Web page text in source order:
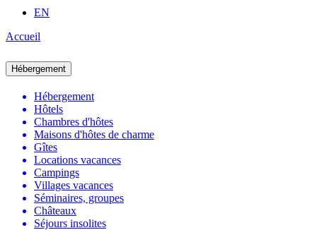
EN
Accueil
Hébergement
Hébergement
Hôtels
Chambres d'hôtes
Maisons d'hôtes de charme
Gîtes
Locations vacances
Campings
Villages vacances
Séminaires, groupes
Châteaux
Séjours insolites